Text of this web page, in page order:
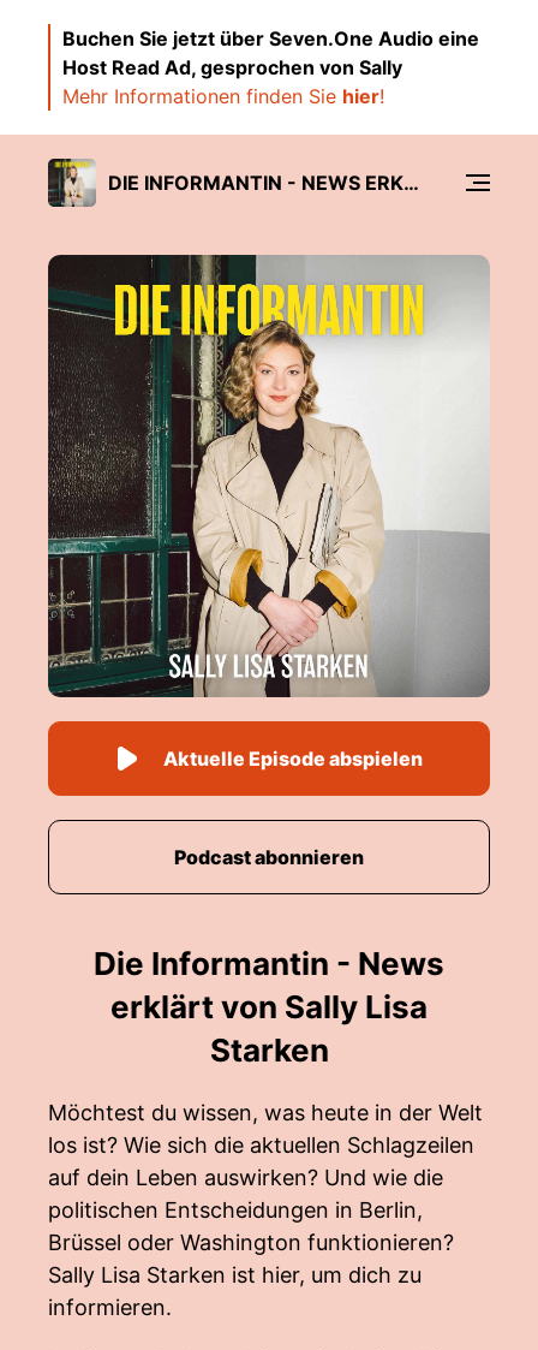
Buchen Sie jetzt über Seven.One Audio eine
Host Read Ad, gesprochen von Sally
Mehr Informationen finden Sie hier!
DIE INFORMANTIN - NEWS ERKLÄRT VON SALLY LISA STARKEN
Die Informantin - News
erklärt von Sally Lisa
Starken
Möchtest du wissen, was heute in der Welt
los ist? Wie sich die aktuellen Schlagzeilen
auf dein Leben auswirken? Und wie die
politischen Entscheidungen in Berlin,
Brüssel oder Washington funktionieren?
Sally Lisa Starken ist hier, um dich zu
informieren.
Aktuelle Episode abspielen
Podcast abonnieren